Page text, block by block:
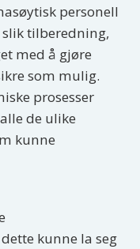
personell
tilberedning,
med å gjøre
som mulig.
prosesser
de ulike
kunne
kunne la seg